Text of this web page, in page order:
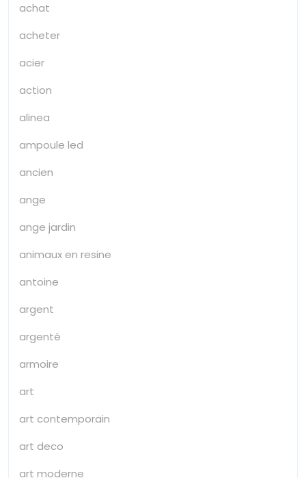
achat
acheter
acier
action
alinea
ampoule led
ancien
ange
ange jardin
animaux en resine
antoine
argent
argenté
armoire
art
art contemporain
art deco
art moderne